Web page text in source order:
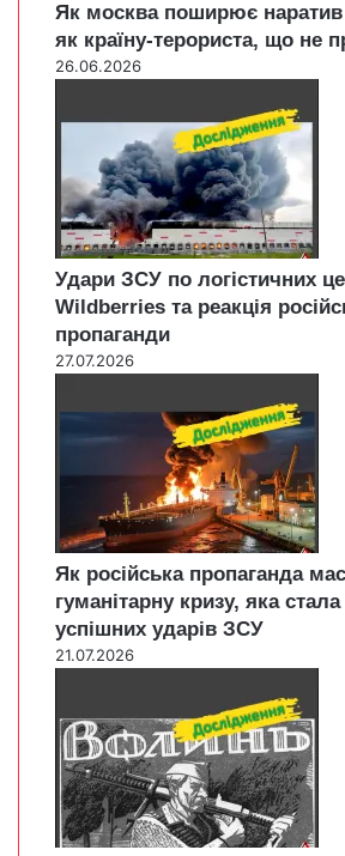
Як москва поширює наратив
як країну-терориста, що не
26.06.2026
Удари ЗСУ по логістичних
Wildberries та реакція
пропаганди
27.07.2026
Як російська пропаганда
гуманітарну кризу, яка
успішних ударів ЗСУ
21.07.2026